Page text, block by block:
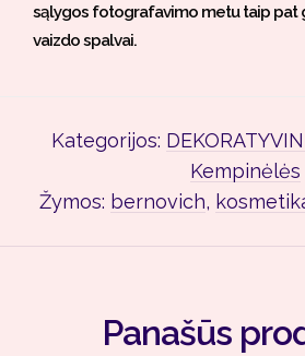
sąlygos fotografavimo metu taip pat
vaizdo spalvai.
Kategorijos:
Kempinėlės
Žymos: bernovich,
Panašūs